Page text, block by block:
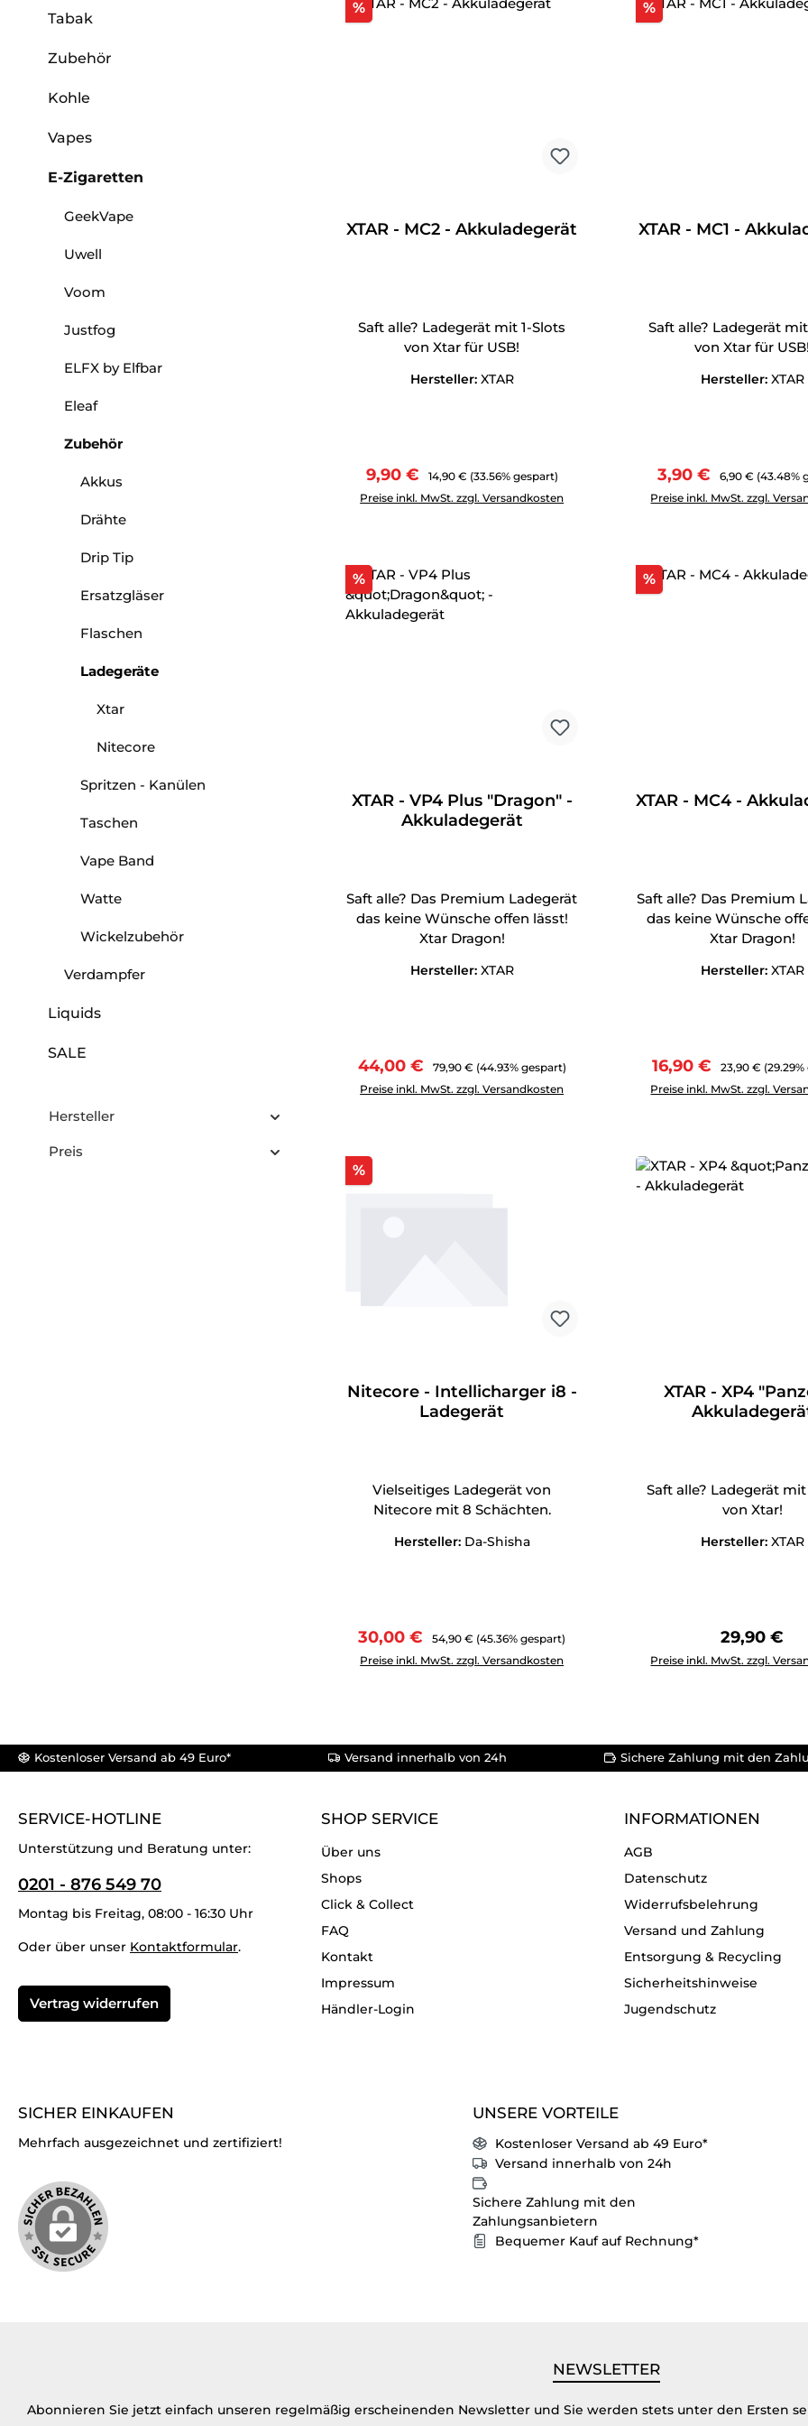
Tabak
Zubehör
Kohle
Vapes
E-Zigaretten
GeekVape
Uwell
Voom
Justfog
ELFX by Elfbar
Eleaf
Zubehör
Akkus
Drähte
Drip Tip
Ersatzgläser
Flaschen
Ladegeräte
Xtar
Nitecore
Spritzen - Kanülen
Taschen
Vape Band
Watte
Wickelzubehör
Verdampfer
Liquids
SALE
Hersteller
Preis
%Rabatt
XTAR - MC2 - Akkuladegerät
Saft alle? Ladegerät mit 1-Slots
von Xtar für USB!
Hersteller: XTAR
Verkaufspreis:
9,90 € Regulärer Preis:
14,90 € (33.56% gespart)
Preise inkl. MwSt. zzgl. Versandkosten
Produkt Anzahl: Gib den gewünschten Wert ein oder benutze die
%Rabatt
XTAR - MC1 -
Saft alle? Ladegerät
von Xtar für USB!
Hersteller: XTAR
Verkaufspreis:
3,90 € Regulärer Preis:
6,90 € (43.48%
Preise inkl. MwSt. zzgl.
Produkt Anzahl: Gib
%Rabatt
XTAR - VP4 Plus "Dragon" -
Akkuladegerät
Saft alle? Das Premium Ladegerät
das keine Wünsche offen lässt!
Xtar Dragon!
Hersteller: XTAR
Verkaufspreis:
44,00 € Regulärer Preis:
79,90 € (44.93% gespart)
Preise inkl. MwSt. zzgl. Versandkosten
Produkt Anzahl: Gib den gewünschten Wert ein oder benutze die
%Rabatt
XTAR - MC4 -
Saft alle? Das Premium
das keine Wünsche
Xtar Dragon!
Hersteller: XTAR
Verkaufspreis:
16,90 € Regulärer Preis:
23,90 €
Preise inkl. MwSt. zzgl.
Produkt Anzahl: Gib
%Rabatt
Nitecore - Intellicharger i8 -
Ladegerät
Vielseitiges Ladegerät von
Nitecore mit 8 Schächten.
Hersteller: Da-Shisha
Verkaufspreis:
30,00 € Regulärer Preis:
54,90 € (45.36% gespart)
Preise inkl. MwSt. zzgl. Versandkosten
Produkt Anzahl: Gib den gewünschten Wert ein oder benutze die
XTAR - XP4
Saft alle? Ladegerät
von Xtar!
Hersteller: XTAR
Regulärer
29,90 €
Preise inkl. MwSt. zzgl.
Produkt Anzahl: Gib
Kostenloser Versand ab 49 Euro* Versand innerhalb von 24h Sichere Zahlung mit den
SERVICE-HOTLINE
Unterstützung und Beratung unter:
0201 - 876 549 70
Montag bis Freitag, 08:00 - 16:30 Uhr
Oder über unser Kontaktformular.
Vertrag widerrufen
SHOP SERVICE
Über uns
Shops
Click & Collect
FAQ
Kontakt
Impressum
Händler-Login
INFORMATIONEN
AGB
Datenschutz
Widerrufsbelehrung
Versand und Zahlung
Entsorgung & Recycling
Sicherheitshinweise
Jugendschutz
SICHER EINKAUFEN
Mehrfach ausgezeichnet und zertifiziert!
UNSERE VORTEILE
Kostenloser Versand ab 49 Euro*
Versand innerhalb von 24h
Sichere Zahlung mit den
Zahlungsanbietern
Bequemer Kauf auf Rechnung*
NEWSLETTER
Abonnieren Sie jetzt einfach unseren regelmäßig erscheinenden Newsletter und Sie werden stets unter den Ersten